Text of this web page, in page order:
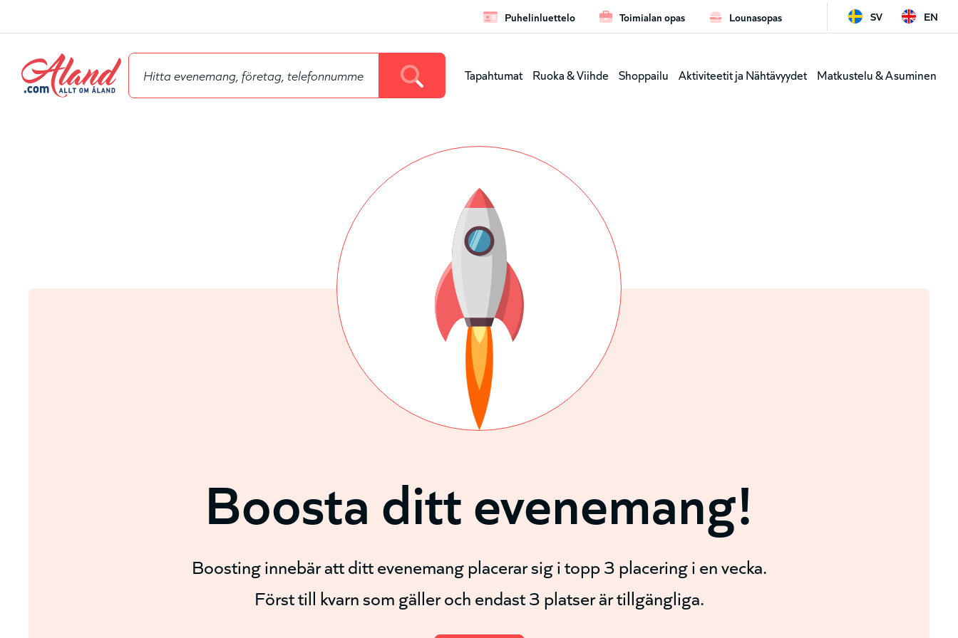
pääsisältöön
Leaderboard
Puhelinluettelo Toimialan opas Lounasopas SV EN
(nivå
1)
Tapahtumat Ruoka & Viihde Shoppailu Aktiviteetit ja Nähtävyydet Matkustelu & Asuminen
Boosta ditt evenemang!
Boosting innebär att ditt evenemang placerar sig i topp 3 placering i en vecka.
Först till kvarn som gäller och endast 3 platser är tillgängliga.